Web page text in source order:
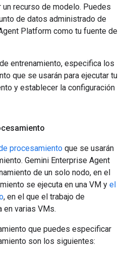
un recurso de modelo. Puedes
de datos administrado de
Platform como tu fuente de
entrenamiento, especifica los
que se usarán para ejecutar tu
y establecer la configuración
procesamiento que se usarán
Gemini Enterprise Agent
de un solo nodo, en el
se ejecuta en una VM y el
, en el que el trabajo de
en varias VMs.
que puedes especificar
son los siguientes: